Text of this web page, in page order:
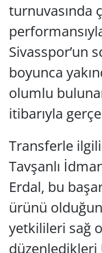
turnuvasında
Sivasspor’un
boyunca
olumlu
itibarıyla
Transferle
Tavşanlı
Erdal, bu
ürünü
yetkilileri sağ
düzenledikleri